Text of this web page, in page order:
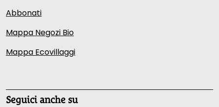
Abbonati
Mappa Negozi Bio
Mappa Ecovillaggi
Seguici anche su